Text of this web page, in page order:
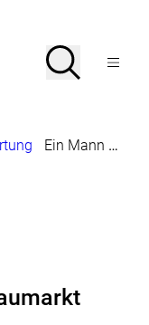
Suche
SucheMenü
Ein Mann betrachtet Holzschutzmittel im Baumarkt